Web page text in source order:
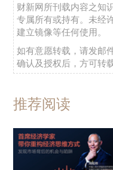
财新网所刊载内容之知
专属所有或持有。未经
建立镜像等任何使用。
如有意愿转载，请发邮
确认及授权后，方可转载
推荐阅读